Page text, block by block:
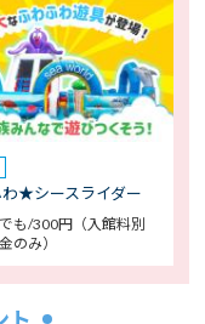
★シースライダー
も/300円（入館料別
のみ）